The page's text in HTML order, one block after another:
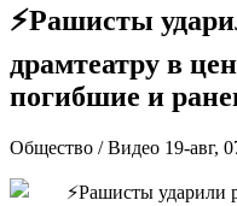
⚡Рашисты
драмтеатру в
погибшие и
Общество / Видео 19-авг,